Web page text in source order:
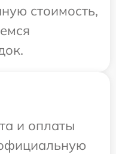
стоимость,
и оплаты